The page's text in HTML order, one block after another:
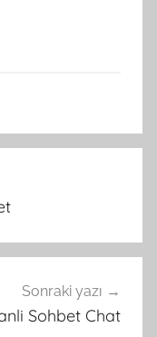
Sonraki yazı
Sohbet Chat